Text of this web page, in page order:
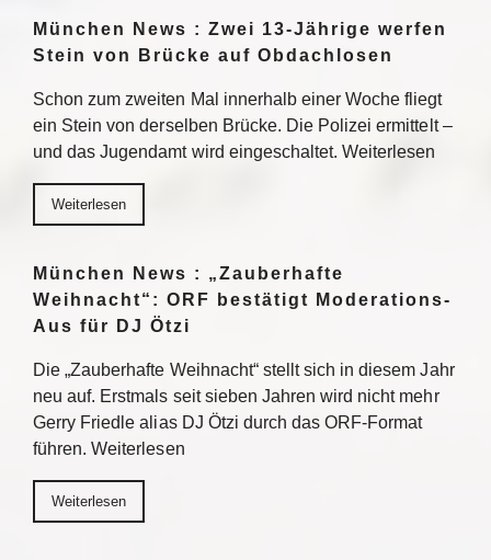
München News : Zwei 13-Jährige werfen
Stein von Brücke auf Obdachlosen
Schon zum zweiten Mal innerhalb einer Woche fliegt
ein Stein von derselben Brücke. Die Polizei ermittelt –
und das Jugendamt wird eingeschaltet. Weiterlesen
Weiterlesen
München News : „Zauberhafte
Weihnacht“: ORF bestätigt Moderations-
Aus für DJ Ötzi
Die „Zauberhafte Weihnacht“ stellt sich in diesem Jahr
neu auf. Erstmals seit sieben Jahren wird nicht mehr
Gerry Friedle alias DJ Ötzi durch das ORF-Format
führen. Weiterlesen
Weiterlesen